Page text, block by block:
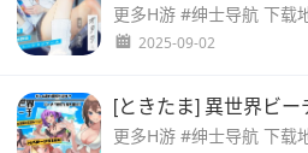
2025-09-02